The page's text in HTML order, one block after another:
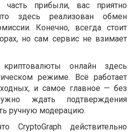
часть прибыли, вас приятно
здесь реализован обмен
Конечно, всегда стоит
но сам сервис не взимает
онлайн здесь
режиме. Всё работает
и самое главное — без
ждать подтверждения
ручную модерацию.
CryptoGraph действительно